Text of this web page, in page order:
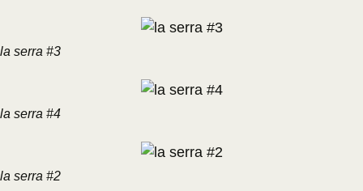
la serra #3
la serra #4
la serra #2